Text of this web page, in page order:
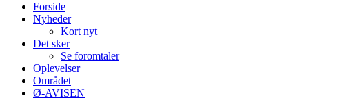
Forside
Nyheder
Kort nyt
Det sker
Se foromtaler
Oplevelser
Området
Ø-AVISEN